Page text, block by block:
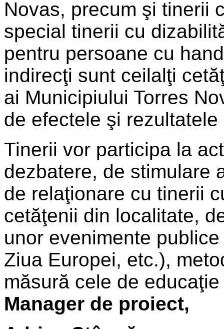
Novas, precum şi tinerii
special tinerii cu
pentru persoane cu
indirecţi sunt ceilalţi
ai Municipiului Torres
de efectele şi
Tinerii vor participa la
dezbatere, de stimulare
de relaţionare cu tinerii
cetăţenii din localitate,
unor evenimente
Ziua Europei, etc.),
măsură cele de
Manager de proiect,